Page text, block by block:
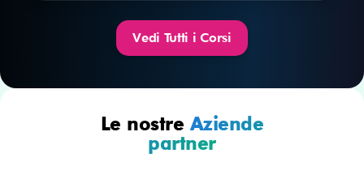
Vedi Tutti i Corsi
Le nostre Aziende
partner